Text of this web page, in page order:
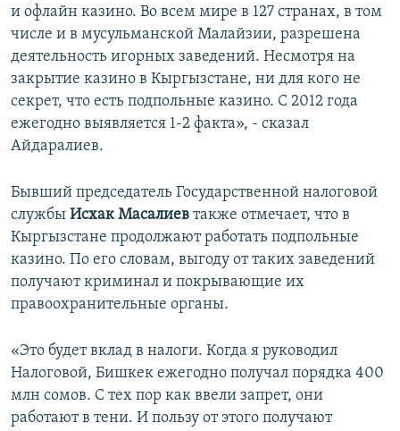
и офлайн казино. Во всем мире в 127 странах, в том
числе и в мусульманской Малайзии, разрешена
деятельность игорных заведений. Несмотря на
закрытие казино в Кыргызстане, ни для кого не
секрет, что есть подпольные казино. С 2012 года
ежегодно выявляется 1-2 факта», - сказал
Айдаралиев.
Бывший председатель Государственной налоговой
службы Исхак Масалиев также отмечает, что в
Кыргызстане продолжают работать подпольные
казино. По его словам, выгоду от таких заведений
получают криминал и покрывающие их
правоохранительные органы.
«Это будет вклад в налоги. Когда я руководил
Налоговой, Бишкек ежегодно получал порядка 400
млн сомов. С тех пор как ввели запрет, они
работают в тени. И пользу от этого получают